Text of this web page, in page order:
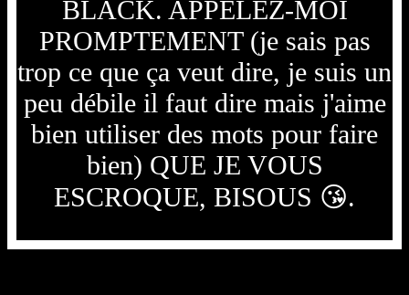
BLACK. APPELEZ-MOI
PROMPTEMENT (je sais pas
trop ce que ça veut dire, je suis un
peu débile il faut dire mais j'aime
bien utiliser des mots pour faire
bien) QUE JE VOUS
ESCROQUE, BISOUS 😘.